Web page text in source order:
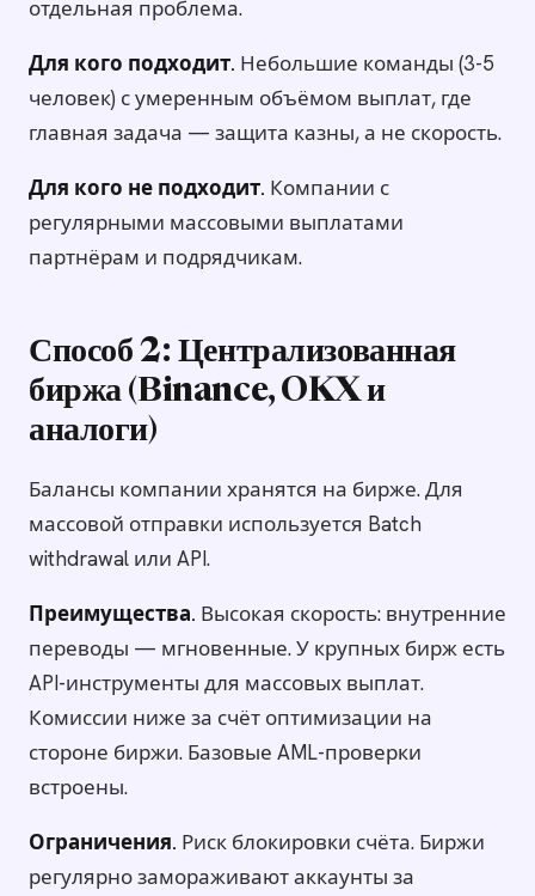
отдельная проблема.
Для кого подходит. Небольшие команды (3-5
человек) с умеренным объёмом выплат, где
главная задача — защита казны, а не скорость.
Для кого не подходит. Компании с
регулярными массовыми выплатами
партнёрам и подрядчикам.
Способ 2: Централизованная
биржа (Binance, OKX и
аналоги)
Балансы компании хранятся на бирже. Для
массовой отправки используется Batch
withdrawal или API.
Преимущества. Высокая скорость: внутренние
переводы — мгновенные. У крупных бирж есть
API-инструменты для массовых выплат.
Комиссии ниже за счёт оптимизации на
стороне биржи. Базовые AML-проверки
встроены.
Ограничения. Риск блокировки счёта. Биржи
регулярно замораживают аккаунты за